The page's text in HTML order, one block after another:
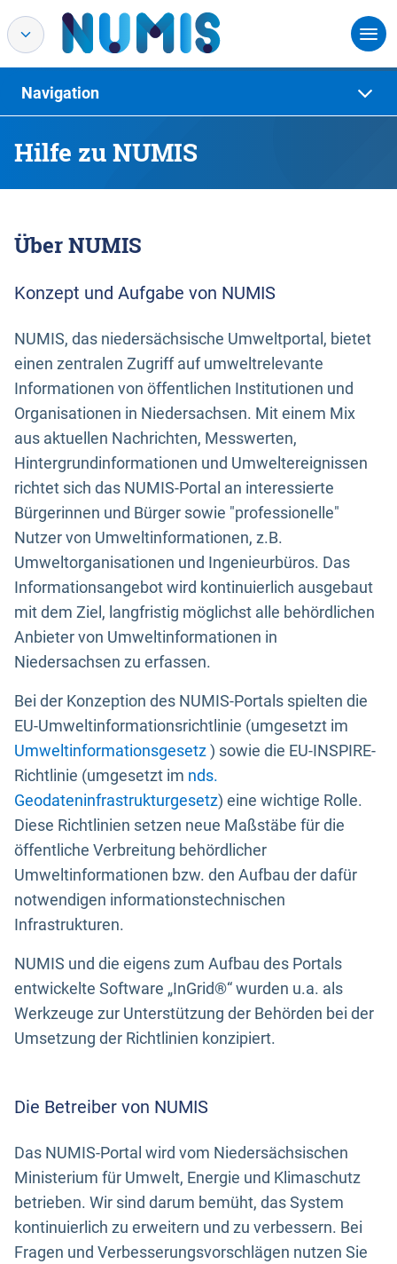
Hilfe zu NUMIS
Navigation
Über NUMIS
Konzept und Aufgabe von NUMIS
NUMIS, das niedersächsische Umweltportal, bietet
einen zentralen Zugriff auf umweltrelevante
Informationen von öffentlichen Institutionen und
Organisationen in Niedersachsen. Mit einem Mix
aus aktuellen Nachrichten, Messwerten,
Hintergrundinformationen und Umweltereignissen
richtet sich das NUMIS-Portal an interessierte
Bürgerinnen und Bürger sowie "professionelle"
Nutzer von Umweltinformationen, z.B.
Umweltorganisationen und Ingenieurbüros. Das
Informationsangebot wird kontinuierlich ausgebaut
mit dem Ziel, langfristig möglichst alle behördlichen
Anbieter von Umweltinformationen in
Niedersachsen zu erfassen.
Bei der Konzeption des NUMIS-Portals spielten die
EU-Umweltinformationsrichtlinie (umgesetzt im
Umweltinformationsgesetz) sowie die EU-INSPIRE-
Richtlinie (umgesetzt im nds.
Geodateninfrastrukturgesetz) eine wichtige Rolle.
Diese Richtlinien setzen neue Maßstäbe für die
öffentliche Verbreitung behördlicher
Umweltinformationen bzw. den Aufbau der dafür
notwendigen informationstechnischen
Infrastrukturen.
NUMIS und die eigens zum Aufbau des Portals
entwickelte Software „InGrid®“ wurden u.a. als
Werkzeuge zur Unterstützung der Behörden bei der
Umsetzung der Richtlinien konzipiert.
Die Betreiber von NUMIS
Das NUMIS-Portal wird vom Niedersächsischen
Ministerium für Umwelt, Energie und Klimaschutz
betrieben. Wir sind darum bemüht, das System
kontinuierlich zu erweitern und zu verbessern. Bei
Fragen und Verbesserungsvorschlägen nutzen Sie